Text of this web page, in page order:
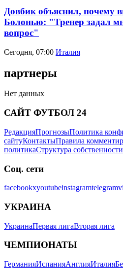
Довбик объяснил, почему
Болонью: "Тренер задал
вопрос"
Сегодня, 07:00 Италия
партнеры
Нет данных
САЙТ ФУТБОЛ 24
РедакцияПрогнозыПолитика
сайтуКонтактыПравила
политикаСтруктура собственности
Соц. сети
facebookxyoutubeinstagramtelegram
УКРАИНА
УкраинаПервая лигаВторая лига
ЧЕМПИОНАТЫ
ГерманияИспанияАнглияИталия